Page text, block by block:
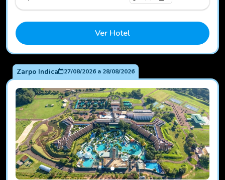
Ver Hotel
Zarpo Indica 27/08/2026a 28/08/2026